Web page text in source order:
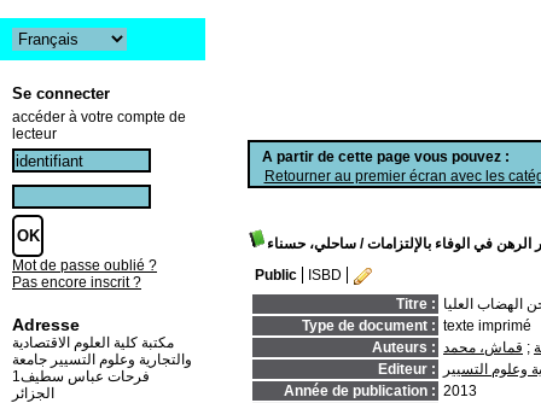
A partir de cette page vous pouvez :
Retourner au premier écran avec les
الرهن في الوفاء بالإلتزامات/ ساحلي، حسناء
Public
ISBD
Titre : الهضاب العليا
Type de document : texte imprimé
Auteurs :
; قماش، محمد
Editeur :
وعلوم التسيير
Année de publication : 2013
Se connecter
accéder à votre compte de
lecteur
Mot de passe oublié ?
Pas encore inscrit ?
Adresse
مكتبة كلية العلوم الاقتصادية
والتجارية وعلوم التسيير جامعة
فرحات عباس سطيف1
الجزائر